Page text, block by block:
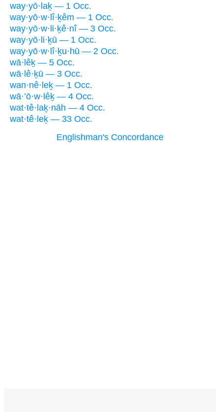
way·yō·laḵ — 1 Occ.
way·yō·w·lî·ḵêm — 1 Occ.
way·yō·w·li·ḵê·nî — 3 Occ.
way·yō·li·ḵū — 1 Occ.
way·yō·w·lî·ḵu·hū — 2 Occ.
wā·lêḵ — 5 Occ.
wā·lê·ḵū — 3 Occ.
wan·nê·leḵ — 1 Occ.
wā·’ō·w·lêḵ — 4 Occ.
wat·tê·laḵ·nāh — 4 Occ.
wat·tê·leḵ — 33 Occ.
Englishman's Concordance